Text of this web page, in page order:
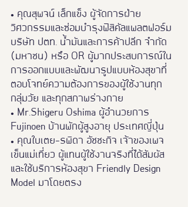
• คุณสุพจน์ เล็กแข็ง ผู้จัดการฝ่าย
วิศวกรรมและซ่อมบำรุงฟิสิคัลแพลตฟอร์ม
บริษัท ปตท. น้ำมันและการค้าปลีก จำกัด
(มหาชน) หรือ OR ผู้มากประสบการณ์ใน
การออกแบบและพัฒนารูปแบบห้องสุขาที่
ตอบโจทย์ความต้องการของผู้ใช้งานทุก
กลุ่มวัย และทุกสภาพร่างกาย
• Mr.Shigeru Oshima ผู้อำนวยการ
Fujinoen บ้านพักผู้สูงอายุ ประเทศญี่ปุ่น
• คุณใบเตย-รพิดา อัชชะกิจ เจ้าของเพจ
เข็นแม่เที่ยว ผู้แทนผู้ใช้งานจริงที่ได้สัมผัส
และใช้บริการห้องสุขา Friendly Design
Model มาโดยตรง